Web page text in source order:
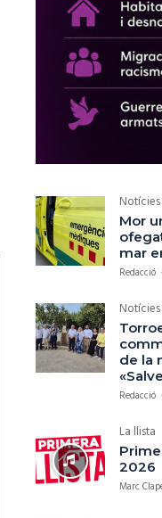
Notícies
Mor
mar
Redacció
Notícies
de la
Redacció
La llista
2026
Marc